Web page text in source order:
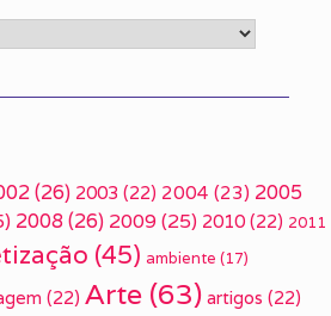
(26) 2003 (22) 2004 (23) 2005
2008(26) 2009(25) 2010 (22) 2011
(45) ambiente (17)
(22) Arte (63) artigos (22)